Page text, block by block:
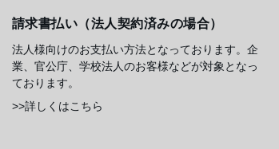
請求書払い（法人契約済みの場合）
法人様向けのお支払い方法となっております。企
業、官公庁、学校法人のお客様などが対象となっ
ております。
>>詳しくはこちら